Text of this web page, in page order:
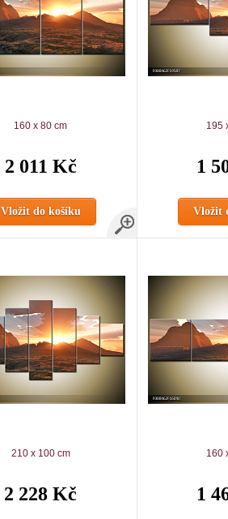
160 x 80 cm
2 011 Kč
Vložit do košíku
195
1
Vložit
210 x 100 cm
2 228 Kč
160
1